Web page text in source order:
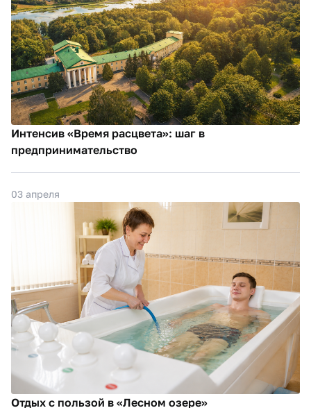
Интенсив «Время расцвета»: шаг в
предпринимательство
03 апреля
Отдых с пользой в «Лесном озере»